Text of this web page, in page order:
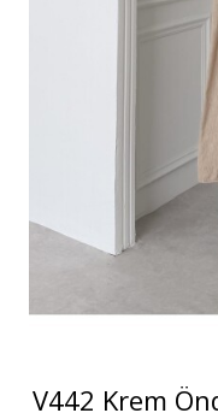
V442 Krem